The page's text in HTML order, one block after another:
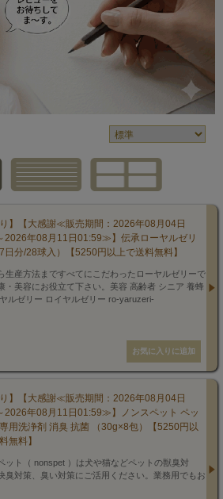
り】【大感謝≪販売期間：2026年08月04日
2026年08月11日01:59≫】伝承ローヤルゼリ
日分/28球入）【5250円以上で送料無料】
生産方法まですべてにこだわったローヤルゼリーで
・美容にお役立て下さい。美容 高齢者 シニア 養蜂
ルゼリー ロイヤルゼリー ro-yaruzeri-
り】【大感謝≪販売期間：2026年08月04日
2026年08月11日01:59≫】ノンスペット ペッ
用洗浄剤 消臭 抗菌 （30g×8包）【5250円以
無料】
ット（ nonspet ）は犬や猫などペットの獣臭対
臭対策、臭い対策にご活用ください。業務用でもお